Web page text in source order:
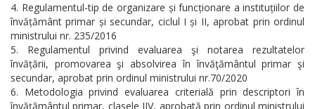
Regulamentul-tip de organizare și funcționare a instituțiilor de
învățământ primar și secundar, ciclul I și II, aprobat prin ordinul
ministrului nr. 235/2016
Regulamentul privind evaluarea şi notarea rezultatelor
învățării, promovarea şi absolvirea în învăţământul primar şi
secundar, aprobat prin ordinul ministrului nr.70/2020
Metodologia privind evaluarea criterială prin descriptori în
învățământul primar, clasele IIV, aprobată prin ordinul ministrului